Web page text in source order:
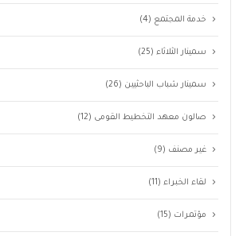
خدمة المجتمع (4)
سمينار الثلاثاء(25)
سمينار شباب الباحثيين (26)
صالون معهد التخطيط القومى (12)
غير مصنف (9)
لقاء الخبراء(11)
مؤتمرات (15)